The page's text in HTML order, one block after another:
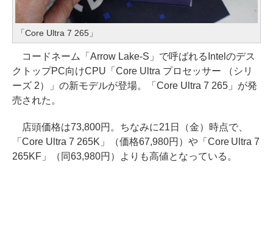
「Core Ultra 7 265」
コードネーム「Arrow Lake-S」で呼ばれるIntelのデス
クトップPC向けCPU「Core Ultra プロセッサー （シリ
ーズ 2）」の新モデルが登場。「Core Ultra 7 265」が発
売された。
店頭価格は73,800円。ちなみに21日（金）時点で、
「Core Ultra 7 265K」（価格67,980円）や「Core Ultra 7
265KF」（同63,980円）よりも高値となっている。